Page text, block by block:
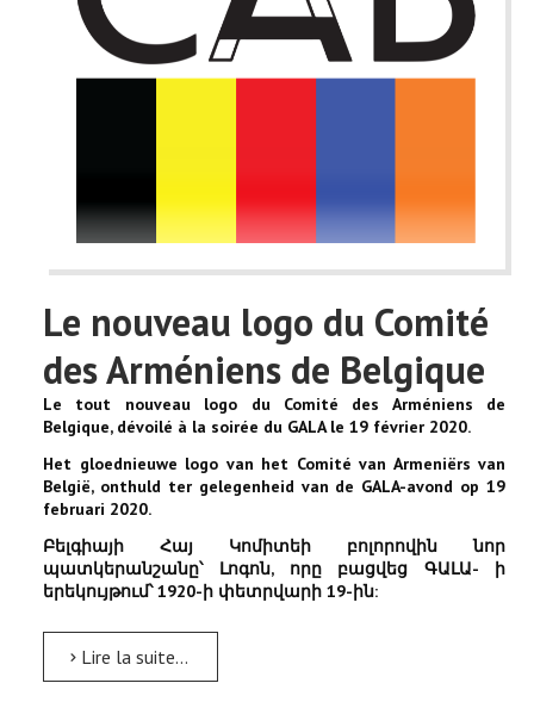
Le nouveau logo du Comité
des Arméniens de Belgique
Le tout nouveau logo du Comité des Arméniens de
Belgique, dévoilé à la soirée du GALA le 19 février 2020.
Het gloednieuwe logo van het Comité van Armeniërs van
België, onthuld ter gelegenheid van de GALA-avond op 19
februari 2020.
Բելգիայի Հայ Կոմիտեի բոլորովին նոր
պատկերանշանը՝ Լոգոն, որը բացվեց ԳԱԼԱ- ի
երեկույթում՝ 1920-ի փետրվարի 19-ին:
Lire la suite...